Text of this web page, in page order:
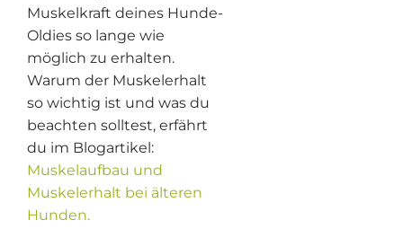
Muskelkraft deines Hunde-
Oldies so lange wie
möglich zu erhalten.
Warum der Muskelerhalt
so wichtig ist und was du
beachten solltest, erfährt
du im Blogartikel:
Muskelaufbau und
Muskelerhalt bei älteren
Hunden.